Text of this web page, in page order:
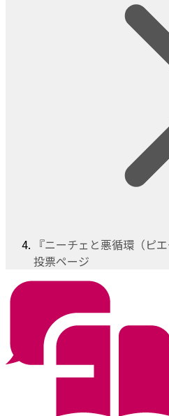
『ニーチェと悪循環（ピ
投票ページ